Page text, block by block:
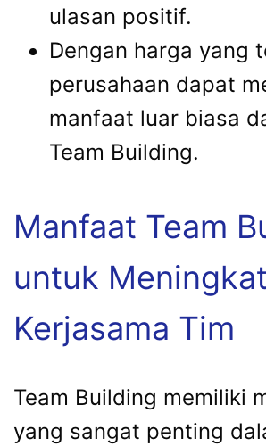
ulasan positif.
Dengan harga yang
perusahaan dapat
manfaat luar biasa
Team Building.
Manfaat Team
untuk
Kerjasama Tim
Team Building memiliki
yang sangat penting